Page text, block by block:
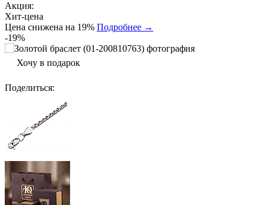
Акция:
Хит-цена
Цена снижена на 19% Подробнее →
-19%
Хочу в подарок
Поделиться: